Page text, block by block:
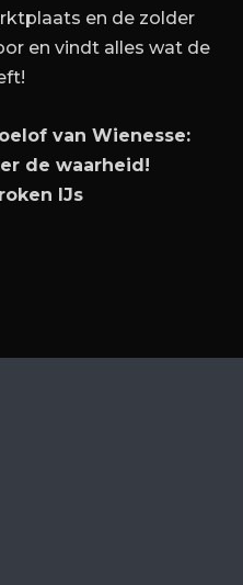
en de zolder
en vindt alles wat de
van Wienesse:
de waarheid!
IJs